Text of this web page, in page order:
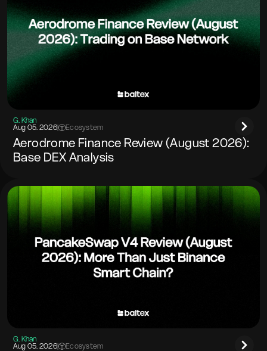
G. Khan
Aug 05. 2026| Ecosystem
Aerodrome Finance Review (August 2026):
Base DEX Analysis
G. Khan
Aug 05. 2026| Ecosystem